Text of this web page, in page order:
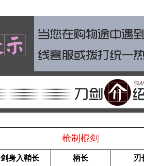
枪制棍剑
剑身入鞘长 柄长 刃